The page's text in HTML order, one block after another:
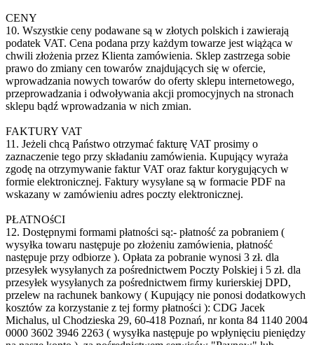
CENY
10. Wszystkie ceny podawane są w złotych polskich i zawierają
podatek VAT. Cena podana przy każdym towarze jest wiążąca w
chwili złożenia przez Klienta zamówienia. Sklep zastrzega sobie
prawo do zmiany cen towarów znajdujących się w ofercie,
wprowadzania nowych towarów do oferty sklepu internetowego,
przeprowadzania i odwoływania akcji promocyjnych na stronach
sklepu bądź wprowadzania w nich zmian.
FAKTURY VAT
11. Jeżeli chcą Państwo otrzymać fakturę VAT prosimy o
zaznaczenie tego przy składaniu zamówienia. Kupujący wyraża
zgodę na otrzymywanie faktur VAT oraz faktur korygujących w
formie elektronicznej. Faktury wysyłane są w formacie PDF na
wskazany w zamówieniu adres poczty elektronicznej.
PŁATNOśCI
12. Dostępnymi formami płatności są:- płatność za pobraniem (
wysyłka towaru następuje po złożeniu zamówienia, płatność
następuje przy odbiorze ). Opłata za pobranie wynosi 3 zł. dla
przesyłek wysyłanych za pośrednictwem Poczty Polskiej i 5 zł. dla
przesyłek wysyłanych za pośrednictwem firmy kurierskiej DPD,
przelew na rachunek bankowy ( Kupujący nie ponosi dodatkowych
kosztów za korzystanie z tej formy płatności ): CDG Jacek
Michalus, ul Chodzieska 29, 60-418 Poznań, nr konta 84 1140 2004
0000 3602 3946 2263 ( wysyłka następuje po wpłynięciu pieniędzy